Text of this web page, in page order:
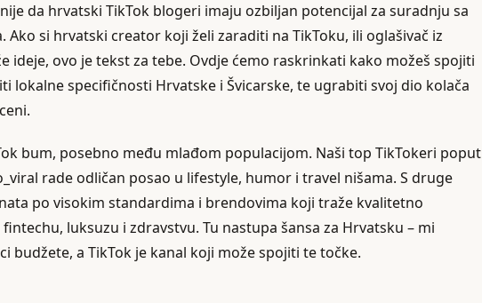
da hrvatski TikTok blogeri imaju ozbiljan potencijal za suradnju sa
Ako si hrvatski creator koji želi zaraditi na TikToku, ili oglašivač iz
ideje, ovo je tekst za tebe. Ovdje ćemo raskrinkati kako možeš spojiti
lokalne specifičnosti Hrvatske i Švicarske, te ugrabiti svoj dio kolača
bum, posebno među mlađom populacijom. Naši top TikTokeri poput
rade odličan posao u lifestyle, humor i travel nišama. S druge
po visokim standardima i brendovima koji traže kvalitetno
luksuzu i zdravstvu. Tu nastupa šansa za Hrvatsku – mi
budžete, a TikTok je kanal koji može spojiti te točke.